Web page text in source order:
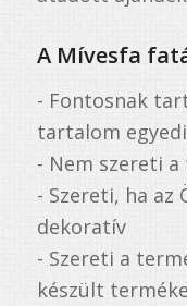
A Mívesfa
- Fontosnak
tartalom
- Nem szereti
- Szereti, ha az
dekoratív
- Szereti a
készült